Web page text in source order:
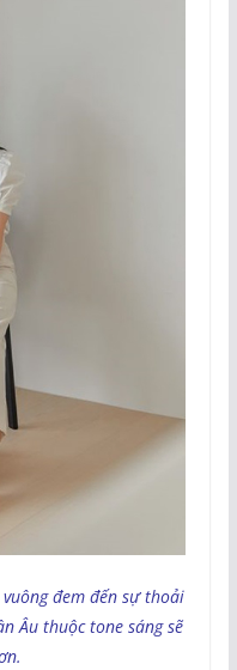
đem đến sự thoải
Âu thuộc tone sáng sẽ